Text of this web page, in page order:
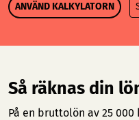
ANVÄND KALKYLATORN
Så räknas din
På en bruttolön av 25